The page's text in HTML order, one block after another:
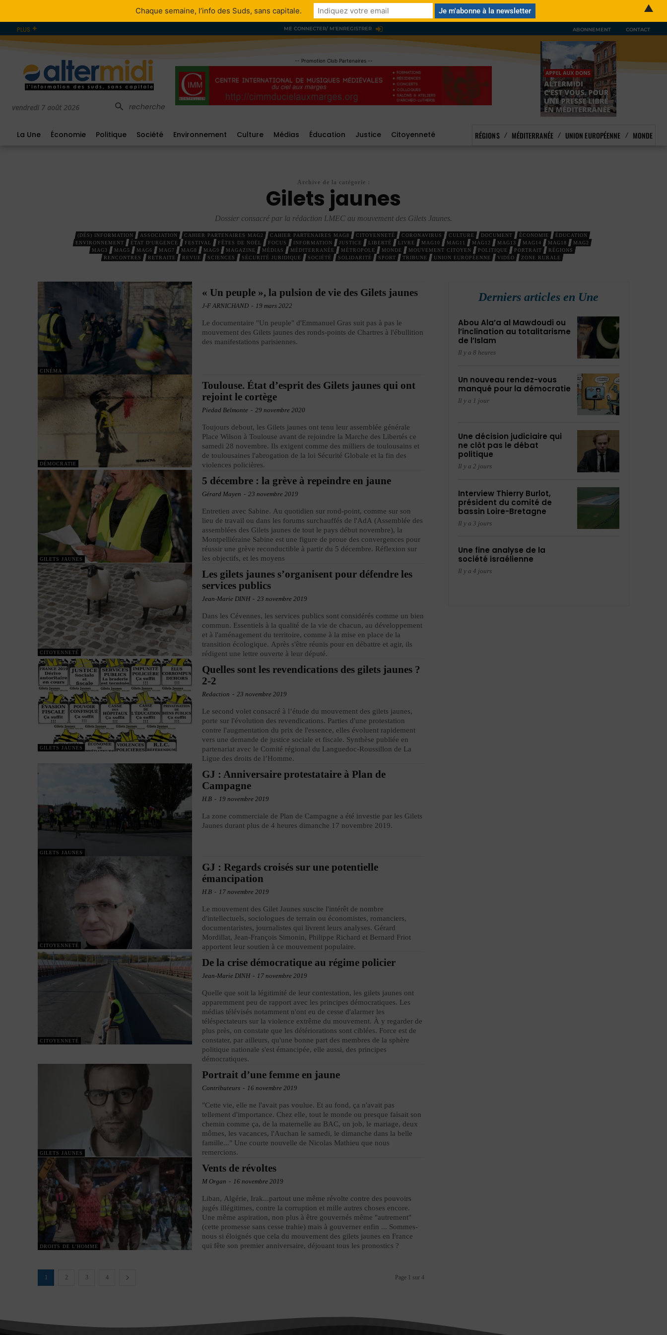
PLUS ME CONNECTER/ M'ENREGISTRER ABONNEMENT CONTACT
vendredi 7 août 2026 recherche
-- Promotion Club Partenaires --
La Une Économie Politique Société Environnement Culture Médias Éducation Justice Citoyenneté RÉGIONS MÉDITERRANÉE UNION EUROPÉENNE MONDE
Archive de la catégorie :
Gilets jaunes
Dossier consacré par la rédaction LMEC au mouvement des Gilets Jaunes.
(DÉS) INFORMATION ASSOCIATION CAHIER PARTENAIRES MAG2 CAHIER PARTENAIRES MAG8 CITOYENNETÉ CORONAVIRUS CULTURE DOCUMENT ÉCONOMIE
ÉDUCATION
ENVIRONNEMENT
ÉTAT D'URGENCE FESTIVAL FÊTES DE NOËL FOCUS INFORMATION JUSTICE LIBERTÉ LIVRE MAG10 MAG11 MAG12 MAG13 MAG14 MAG18
MAG2
MAG3
MAG5 MAG6 MAG7 MAG8 MAG9 MAGAZINE MÉDIAS MÉDITERRANÉE MÉTROPOLE MONDE MOUVEMENT CITOYEN POLITIQUE PORTRAIT
RÉGIONS
RENCONTRES
RETRAITE REVUE SCIENCES SÉCURITÉ JURIDIQUE SOCIÉTÉ SOLIDARITÉ SPORT TRIBUNE UNION EUROPÉENNE VIDÉO ZONE RURALE
CINÉMA
« Un peuple », la pulsion de vie des Gilets jaunes
J-F ARNICHAND - 19 mars 2022
Le documentaire "Un peuple" d'Emmanuel Gras suit pas à pas le
mouvement des Gilets jaunes des ronds-points de Chartres à l'ébullition
des manifestations parisiennes.
DÉMOCRATIE
Toulouse. État d’esprit des Gilets jaunes qui ont
rejoint le cortège
Piedad Belmonte - 29 novembre 2020
Toujours debout, les Gilets jaunes ont tenu leur assemblée générale
Place Wilson à Toulouse avant de rejoindre la Marche des Libertés ce
samedi 28 novembre. Ils exigent comme des milliers de toulousains et
de toulousaines l'abrogation de la loi Sécurité Globale et la fin des
violences policières.
GILETS JAUNES
5 décembre : la grève à repeindre en jaune
Gérard Mayen - 23 novembre 2019
Entretien avec Sabine. Au quotidien sur rond-point, comme sur son
lieu de travail ou dans les forums surchauffés de l'AdA (Assemblée des
assemblées des Gilets jaunes de tout le pays début novembre), la
Montpelliéraine Sabine est une figure de proue des convergences pour
réussir une grève reconductible à partir du 5 décembre. Réflexion sur
les objectifs, et les moyens
CITOYENNETÉ
Les gilets jaunes s’organisent pour défendre les
services publics
Jean-Marie DINH - 23 novembre 2019
Dans les Cévennes, les services publics sont considérés comme un bien
commun. Essentiels à la qualité de la vie de chacun, au développement
et à l'aménagement du territoire, comme à la mise en place de la
transition écologique. Après s'être réunis pour en débattre et agir, ils
rédigent une lettre ouverte à leur député.
GILETS JAUNES
Quelles sont les revendications des gilets jaunes ?
2-2
Redaction - 23 novembre 2019
Le second volet consacré à l’étude du mouvement des gilets jaunes,
porte sur l'évolution des revendications. Parties d'une protestation
contre l'augmentation du prix de l'essence, elles évoluent rapidement
vers une demande de justice sociale et fiscale. Synthèse publiée en
partenariat avec le Comité régional du Languedoc-Roussillon de La
Ligue des droits de l’Homme.
GILETS JAUNES
GJ : Anniversaire protestataire à Plan de
Campagne
H.B - 19 novembre 2019
La zone commerciale de Plan de Campagne a été investie par les Gilets
Jaunes durant plus de 4 heures dimanche 17 novembre 2019.
CITOYENNETÉ
GJ : Regards croisés sur une potentielle
émancipation
H.B - 17 novembre 2019
Le mouvement des Gilet Jaunes suscite l'intérêt de nombre
d'intellectuels, sociologues de terrain ou économistes, romanciers,
documentaristes, journalistes qui livrent leurs analyses. Gérard
Mordillat, Jean-François Simonin, Philippe Richard et Bernard Friot
apportent leur soutien à ce mouvement populaire.
CITOYENNETÉ
De la crise démocratique au régime policier
Jean-Marie DINH - 17 novembre 2019
Quelle que soit la légitimité de leur contestation, les gilets jaunes ont
apparemment peu de rapport avec les principes démocratiques. Les
médias télévisés notamment n'ont eu de cesse d'alarmer les
téléspectateurs sur la violence extrême du mouvement. À y regarder de
plus près, on constate que les détériorations sont ciblées. Force est de
constater, par ailleurs, qu'une bonne part des membres de la sphère
politique nationale s'est émancipée, elle aussi, des principes
démocratiques.
GILETS JAUNES
Portrait d’une femme en jaune
Contributeurs - 16 novembre 2019
"Cette vie, elle ne l'avait pas voulue. Et au fond, ça n'avait pas
tellement d'importance. Chez elle, tout le monde ou presque faisait son
chemin comme ça, de la maternelle au BAC, un job, le mariage, deux
mômes, les vacances, l'Auchan le samedi, le dimanche dans la belle
famille..." Une courte nouvelle de Nicolas Mathieu que nous
remercions.
DROITS DE L'HOMME
Vents de révoltes
M Organ - 16 novembre 2019
Liban, Algérie, Irak...partout une même révolte contre des pouvoirs
jugés illégitimes, contre la corruption et mille autres choses encore.
Une même aspiration, non plus à être gouvernés même "autrement"
(cette promesse sans cesse trahie) mais à gouverner enfin ... Sommes-
nous si éloignés que cela du mouvement des gilets jaunes en France
qui fête son premier anniversaire, déjouant tous les pronostics ?
1 2 3 4 Page 1 sur 4
Derniers articles en Une
Abou Ala’a al Mawdoudi ou
l’inclination au totalitarisme
de l’Islam
Il y a 8 heures
Un nouveau rendez-vous
manqué pour la démocratie
Il y a 1 jour
Une décision judiciaire qui
ne clôt pas le débat
politique
Il y a 2 jours
Interview Thierry Burlot,
président du comité de
bassin Loire-Bretagne
Il y a 3 jours
Une fine analyse de la
société israélienne
Il y a 4 jours
Chaque semaine, l’info des Suds, sans capitale. ▲